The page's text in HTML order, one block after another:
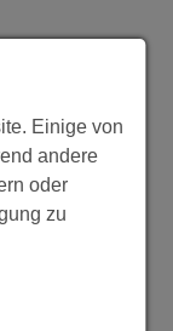
Einige von
andere
oder
zu